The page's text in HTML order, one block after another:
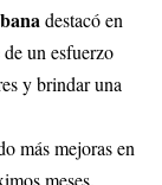
destacó en
un esfuerzo
y brindar una
más mejoras en
meses.